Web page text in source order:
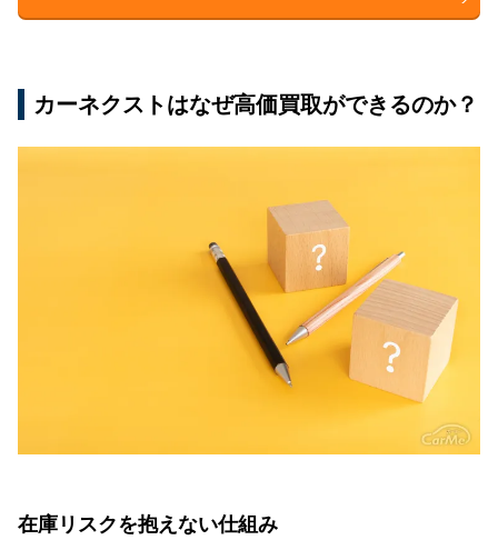
カーネクストはなぜ高価買取ができるのか？
在庫リスクを抱えない仕組み